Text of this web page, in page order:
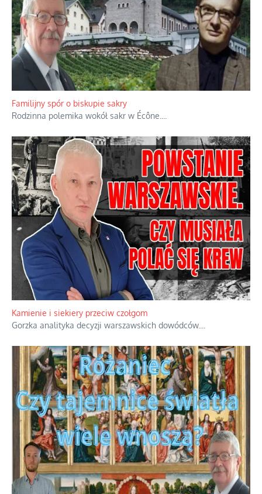
Familijny spór o biskupie sakry
Rodzinna polemika wokół sakr w Écône.
Kamienie i siekiery przeciw czołgom
Gorzka analityka decyzji warszawskich dowódców.